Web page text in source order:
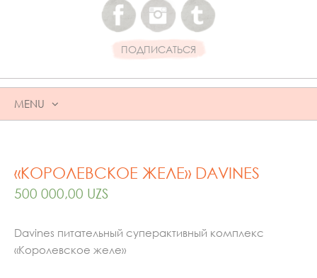
ПОДПИСАТЬСЯ
MENU
«КОРОЛЕВСКОЕ ЖЕЛЕ» DAVINES
500 000,00 UZS
Davines питательный суперактивный комплекс
«Королевское желе»